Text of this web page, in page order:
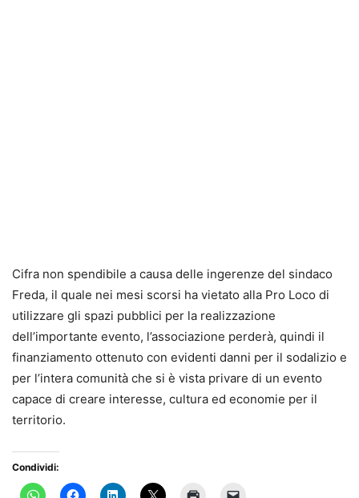
Cifra non spendibile a causa delle ingerenze del sindaco
Freda, il quale nei mesi scorsi ha vietato alla Pro Loco di
utilizzare gli spazi pubblici per la realizzazione
dell’importante evento, l’associazione perderà, quindi il
finanziamento ottenuto con evidenti danni per il sodalizio e
per l’intera comunità che si è vista privare di un evento
capace di creare interesse, cultura ed economie per il
territorio.
Condividi: